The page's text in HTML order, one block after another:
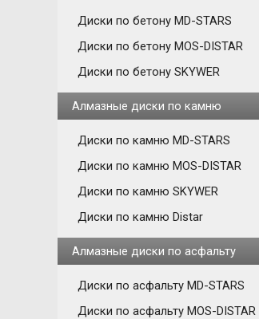
Диски по бетону MD-STARS
Диски по бетону MOS-DISTAR
Диски по бетону SKYWER
Алмазные диски по камню
Диски по камню MD-STARS
Диски по камню MOS-DISTAR
Диски по камню SKYWER
Диски по камню Distar
Алмазные диски по асфальту
Диски по асфальту MD-STARS
Диски по асфальту MOS-DISTAR